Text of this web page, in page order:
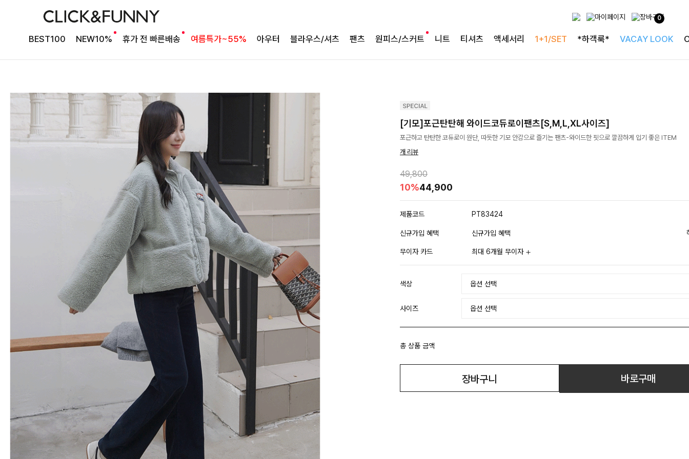
0
BEST100 NEW10% 휴가 전 빠른배송 여름특가~55% 아우터 블라우스/셔츠 팬츠 원피스/스커트 니트 티셔츠 액세서리 1+1/SET *하객룩* VACAY LOOK
[기모]포근탄탄해 와이드코듀로이팬츠[S,M,L,XL사이즈]
포근하고 탄탄한 코듀로이 원단, 따듯한 기모 안감으로 즐기는 팬츠-와이드한 핏으로 깔끔하게 입기 좋은 ITEM
개 리뷰
49,800
10%44,900
제품코드 PT83424
신규가입 혜택 신규가입 혜택
무이자 카드 최대 6개월 무이자
색상
사이즈
총 상품 금액
장바구니 바로구매